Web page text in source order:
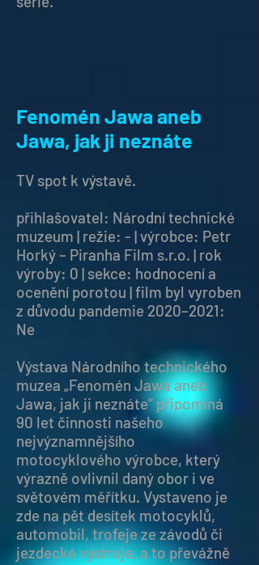
Fenomén Jawa aneb
Jawa, jak ji neznáte
TV spot k výstavě.
přihlašovatel: Národní technické
muzeum | režie: - | výrobce: Petr
Horký – Piranha Film s.r.o. | rok
výroby: 0 | sekce: hodnocení a
ocenění porotou | film byl vyroben
z důvodu pandemie 2020–2021:
Ne
Výstava Národního technického
muzea „Fenomén Jawa aneb
Jawa, jak ji neznáte“ připomíná
90 let činnosti našeho
nejvýznamnějšího
motocyklového výrobce, který
výrazně ovlivnil daný obor i ve
světovém měřítku. Vystaveno je
zde na pět desítek motocyklů,
automobil, trofeje ze závodů či
jezdecké výstroje, a to převážně